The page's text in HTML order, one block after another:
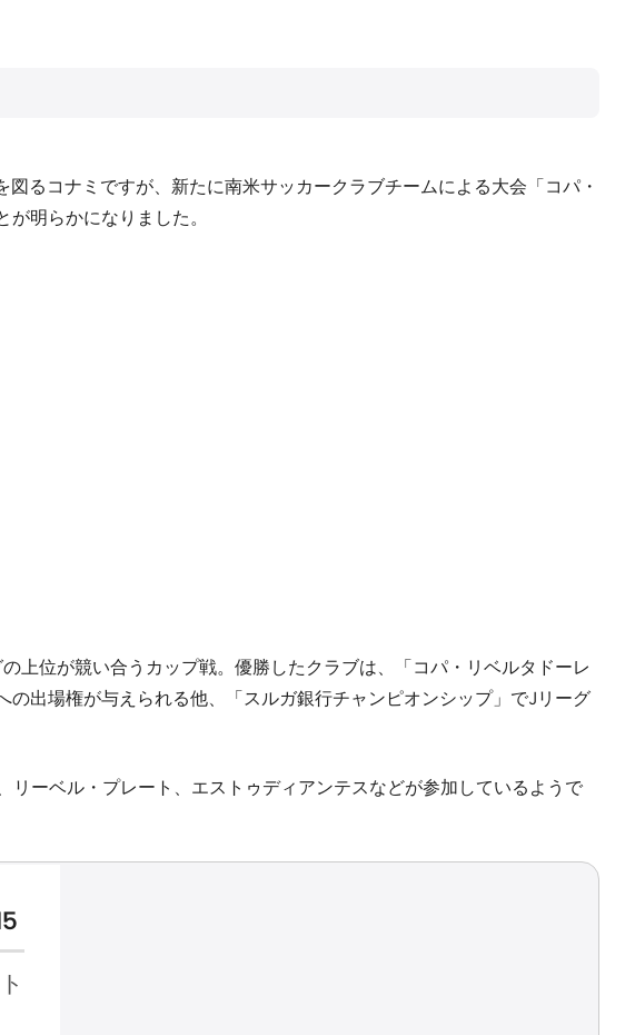
るコナミですが、新たに南米サッカークラブチームによる大会「コパ・
明らかになりました。
上位が競い合うカップ戦。優勝したクラブは、「コパ・リベルタドーレ
出場権が与えられる他、「スルガ銀行チャンピオンシップ」でJリーグ
ーベル・プレート、エストゥディアンテスなどが参加しているようで